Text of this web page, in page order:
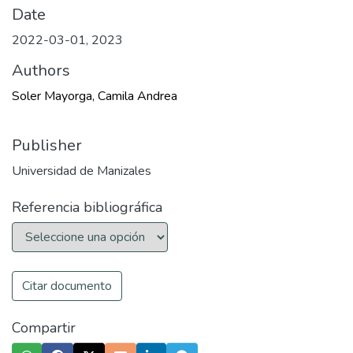
Date
2022-03-01, 2023
Authors
Soler Mayorga, Camila Andrea
Publisher
Universidad de Manizales
Referencia bibliográfica
Citar documento
Compartir